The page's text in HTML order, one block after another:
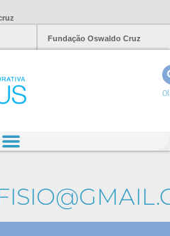
Fundação Oswaldo Cruz